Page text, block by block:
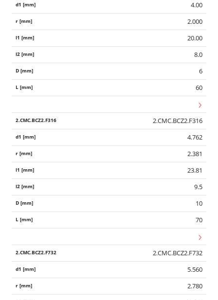
4.00
2.000
20.00
8.0
6
60
2.CMC.BCZ2.F316
4.762
2.381
23.81
9.5
10
70
2.CMC.BCZ2.F732
5.560
2.780